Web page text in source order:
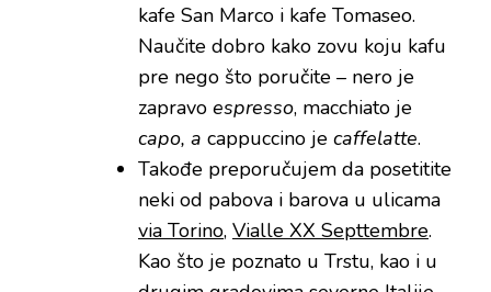
kafe San Marco i kafe Tomaseo.
Naučite dobro kako zovu koju kafu
pre nego što poručite – nero je
zapravo espresso, macchiato je
capo, a cappuccino je caffelatte.
Takođe preporučujem da posetitite
neki od pabova i barova u ulicama
via Torino, Vialle XX Septtembre.
Kao što je poznato u Trstu, kao i u